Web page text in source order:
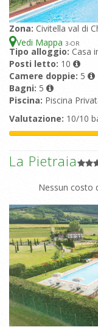
Zona: Civitella val di
Vedi Mappa 3-OR
Tipo alloggio: Casa
Posti letto: 10
Camere doppie: 5
Bagni: 5
Piscina: Piscina
Valutazione: 10/10
La Pietraia
Nessun costo